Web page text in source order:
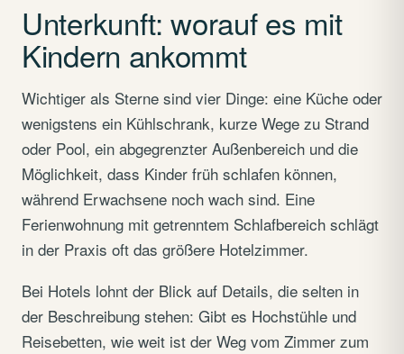
Unterkunft: worauf es mit
Kindern ankommt
Wichtiger als Sterne sind vier Dinge: eine Küche oder
wenigstens ein Kühlschrank, kurze Wege zu Strand
oder Pool, ein abgegrenzter Außenbereich und die
Möglichkeit, dass Kinder früh schlafen können,
während Erwachsene noch wach sind. Eine
Ferienwohnung mit getrenntem Schlafbereich schlägt
in der Praxis oft das größere Hotelzimmer.
Bei Hotels lohnt der Blick auf Details, die selten in
der Beschreibung stehen: Gibt es Hochstühle und
Reisebetten, wie weit ist der Weg vom Zimmer zum